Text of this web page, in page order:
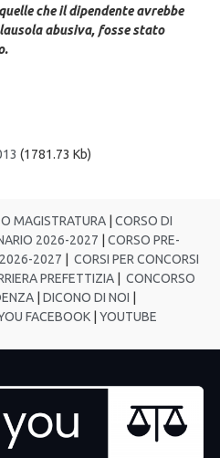
che il dipendente avrebbe
abusiva, fosse stato
(1781.73 Kb)
MAGISTRATURA
CORSO DI
2026-2027
CORSO PRE-
2026-2027
CORSI PER CONCORSI
PREFETTIZIA
CONCORSO
DICONO DI NOI
FACEBOOK YOUTUBE